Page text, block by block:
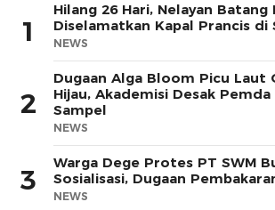
1
Hilang 26 Hari, Nelayan Batang
Diselamatkan Kapal Prancis di
NEWS
2
Dugaan Alga Bloom Picu Laut
Hijau, Akademisi Desak Pemda
Sampel
NEWS
3
Warga Dege Protes PT SWM
Sosialisasi, Dugaan
NEWS